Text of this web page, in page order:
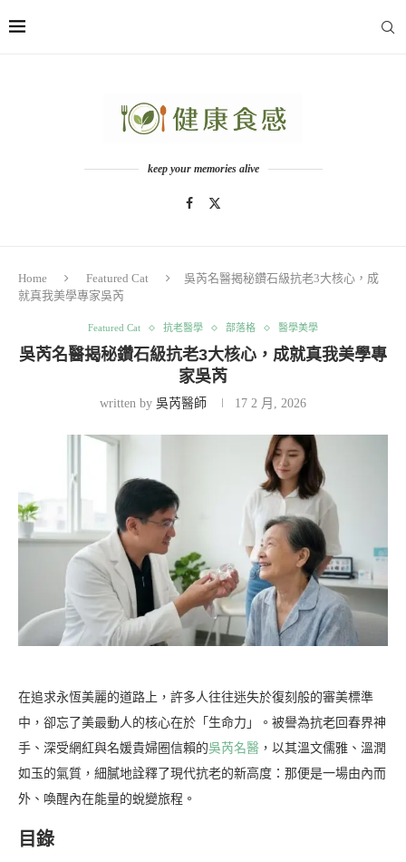
keep your memories alive
Home Featured Cat
吳芮名醫揭秘鑽石級抗老3大核心，成
就真我美學專家吳芮
Featured Cat 抗老醫學 部落格 醫學美學
吳芮名醫揭秘鑽石級抗老3大核心，成就真我美學專
家吳芮
written by 吳芮醫師 17 2 月, 2026
在追求永恆美麗的道路上，許多人往往迷失於復刻般的審美標準
中，卻忘了美最動人的核心在於「生命力」。被譽為抗老回春界神
手、深受網紅與名媛貴婦圈信賴的吳芮名醫 ，以其溫文儒雅、溫潤
如玉的氣質，細膩地詮釋了現代抗老的新高度：那便是一場由內而
外、喚醒內在能量的蛻變旅程。
目錄